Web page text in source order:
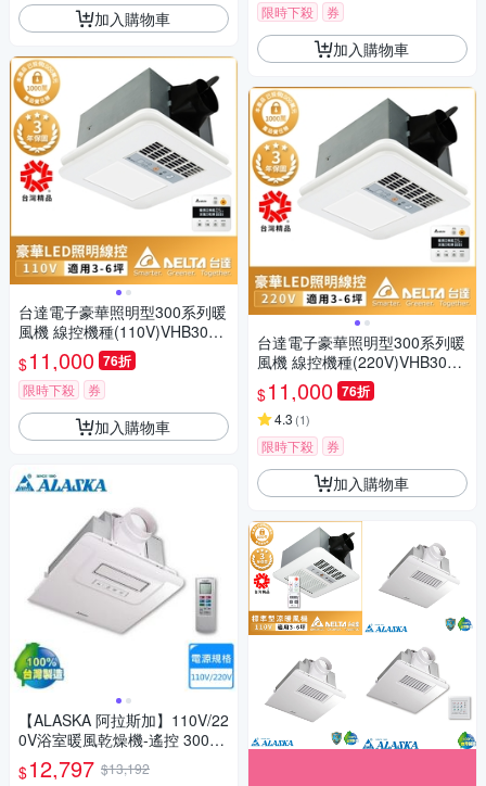
加入購物車
台達電子豪華照明型300系列暖
風機 線控機種(110V)VHB30AC
MT-BLED
$11,000 76折
限時下殺 券
加入購物車
【ALASKA 阿拉斯加】110V/22
0V浴室暖風乾燥機-遙控 300S
RP〈不含安裝〉
$12,797 $13,192
限時下殺
券
加入購物車
台達電子豪華照明型300系列暖
風機 線控機種(220V)VHB30BC
MT-BLED
$11,000 76折
4.3 (1)
限時下殺 券
加入購物車